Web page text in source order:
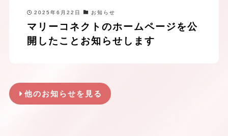
2025年6月22日 お知らせ
マリーコネクトのホームページを公
開したことお知らせします
他のお知らせを見る